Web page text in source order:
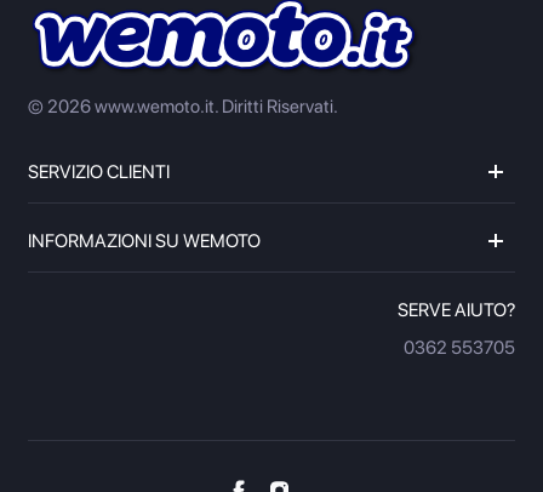
© 2026 www.wemoto.it. Diritti Riservati.
SERVIZIO CLIENTI
INFORMAZIONI SU WEMOTO
SERVE AIUTO?
0362 553705